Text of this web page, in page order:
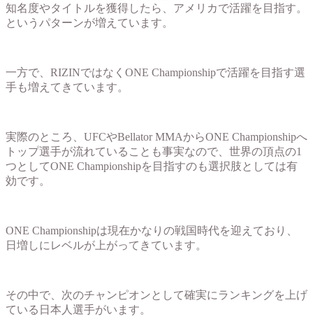
知名度やタイトルを獲得したら、アメリカで活躍を目指す。
というパターンが増えています。
一方で、RIZINではなくONE Championshipで活躍を目指す選
手も増えてきています。
実際のところ、UFCやBellator MMAからONE Championshipへ
トップ選手が流れていることも事実なので、世界の頂点の1
つとしてONE Championshipを目指すのも選択肢としては有
効です。
ONE Championshipは現在かなりの戦国時代を迎えており、
日増しにレベルが上がってきています。
その中で、次のチャンピオンとして確実にランキングを上げ
ている日本人選手がいます。